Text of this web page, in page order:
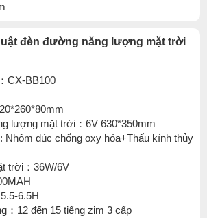
đèn đường năng lượng mặt trời
CX-BB100
lượng mặt trời：6V 630*350mm
Nhôm đúc chống oxy hóa+Thấu kính thủy
trời：36W/6V
6.5H
：12 đến 15 tiếng zim 3 cấp